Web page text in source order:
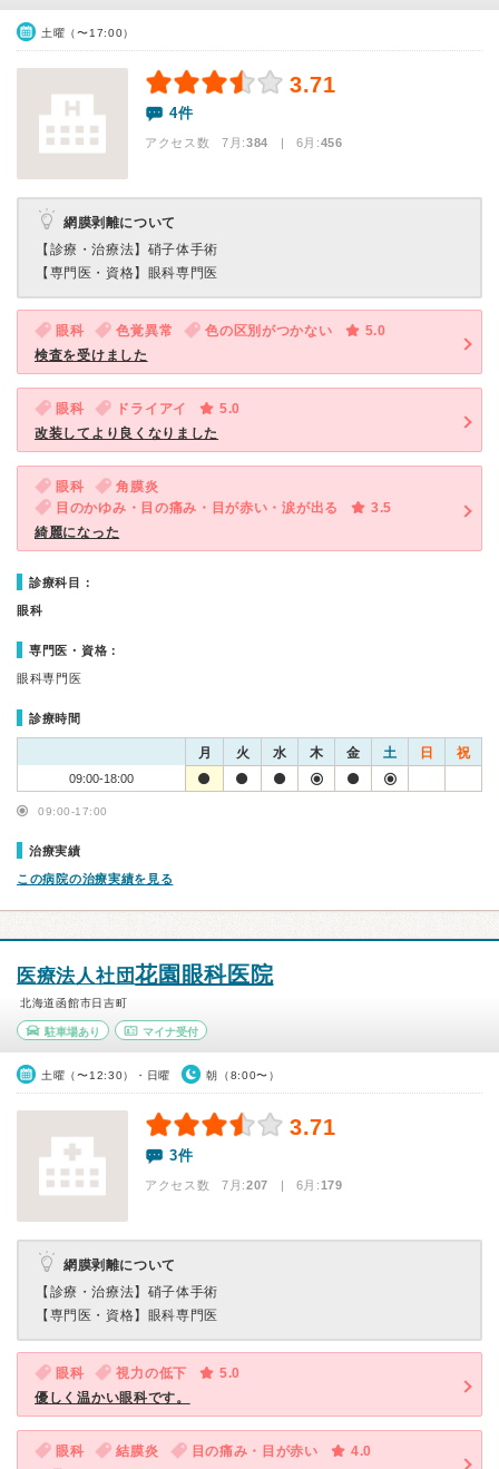
土曜（〜17:00）
3.71
4件
アクセス数 7月:384 | 6月:456
網膜剥離について
【診療・治療法】 硝子体手術
【専門医・資格】 眼科専門医
眼科 色覚異常 色の区別がつかない
5.0
検査を受けました
眼科 ドライアイ
5.0
改装してより良くなりました
眼科
角膜炎
目のかゆみ・目の痛み・目が赤い・涙が出る
3.5
綺麗になった
診療科目：
眼科
専門医・資格：
眼科専門医
診療時間
月 火 水 木 金 土 日 祝
09:00-18:00
09:00-17:00
治療実績
この病院の治療実績を見る
医療法人社団花園眼科医院
北海道函館市日吉町
駐車場あり マイナ受付
土曜（〜12:30）・日曜 朝（8:00〜）
3.71
3件
アクセス数 7月:207 | 6月:179
網膜剥離について
【診療・治療法】 硝子体手術
【専門医・資格】 眼科専門医
眼科 視力の低下
5.0
優しく温かい眼科です。
眼科 結膜炎 目の痛み・目が赤い
4.0